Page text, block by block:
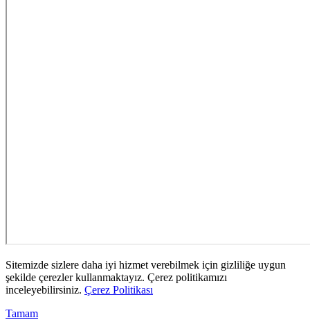
Sitemizde sizlere daha iyi hizmet verebilmek için gizliliğe uygun
şekilde çerezler kullanmaktayız. Çerez politikamızı
inceleyebilirsiniz. Çerez Politikası
Tamam